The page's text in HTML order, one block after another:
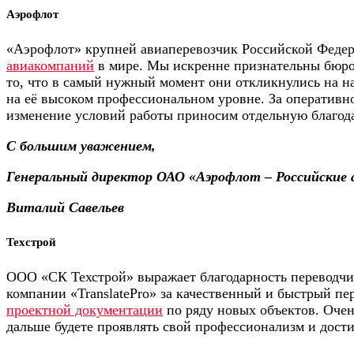
Аэрофлот
«Аэрофлот» крупней авиаперевозчик Российской
авиакомпаний в мире. Мы искренне признательны бюро
то, что в самый нужный момент они откликнулись на
на её высоком профессиональном уровне. За
изменение условий работы приносим отдельную
С большим уважением,
Генеральный директор ОАО «Аэрофлот – Российские
Виталий Савельев
Техстрой
ООО «СК Техстрой» выражает благодарность
компании «TranslatePro» за качественный и быстрый
проектной документации по ряду новых объектов.
дальше будете проявлять свой профессионализм и